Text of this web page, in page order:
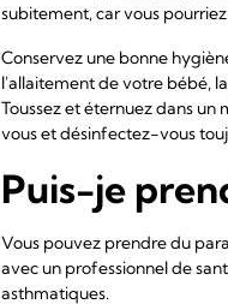
subitement, car vous
Conservez une bonne
l'allaitement de votre bébé,
Toussez et éternuez dans un
vous et désinfectez-vous
Puis-je
Vous pouvez prendre du
avec un professionnel de
asthmatiques.